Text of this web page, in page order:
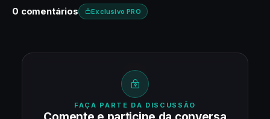
0 comentários Exclusivo PRO
FAÇA PARTE DA DISCUSSÃO